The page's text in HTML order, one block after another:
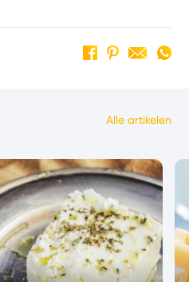
Alle artikelen